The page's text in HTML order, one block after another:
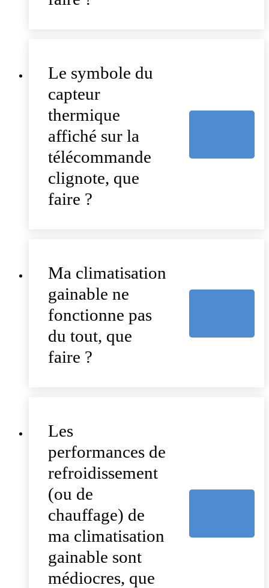
Le symbole du
capteur
thermique
affiché sur la
télécommande
clignote, que
faire ?
Ma climatisation
gainable ne
fonctionne pas
du tout, que
faire ?
Les
performances de
refroidissement
(ou de
chauffage) de
ma climatisation
gainable sont
médiocres, que